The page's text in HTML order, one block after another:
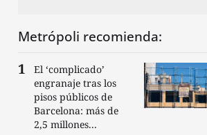
Metrópoli recomienda:
El ‘complicado’
engranaje tras los
pisos públicos de
Barcelona: más de
2,5 millones...